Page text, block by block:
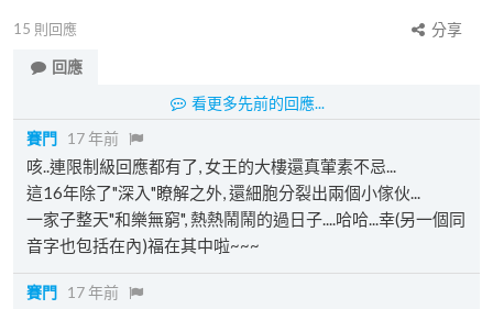
15 則回應
分享
回應
看更多先前的回應...
賽門 17 年前
咳..連限制級回應都有了, 女王的大樓還真葷素不忌...
這16年除了"深入"瞭解之外, 還細胞分裂出兩個小傢伙...
一家子整天"和樂無窮", 熱熱鬧鬧的過日子....哈哈...幸(另一個同
音字也包括在內)福在其中啦~~~
賽門 17 年前